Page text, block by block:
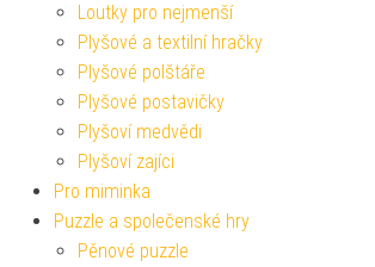
Loutky pro nejmenší
Plyšové a textilní hračky
Plyšové polštáře
Plyšové postavičky
Plyšoví medvědi
Plyšoví zajíci
Pro miminka
Puzzle a společenské hry
Pěnové puzzle